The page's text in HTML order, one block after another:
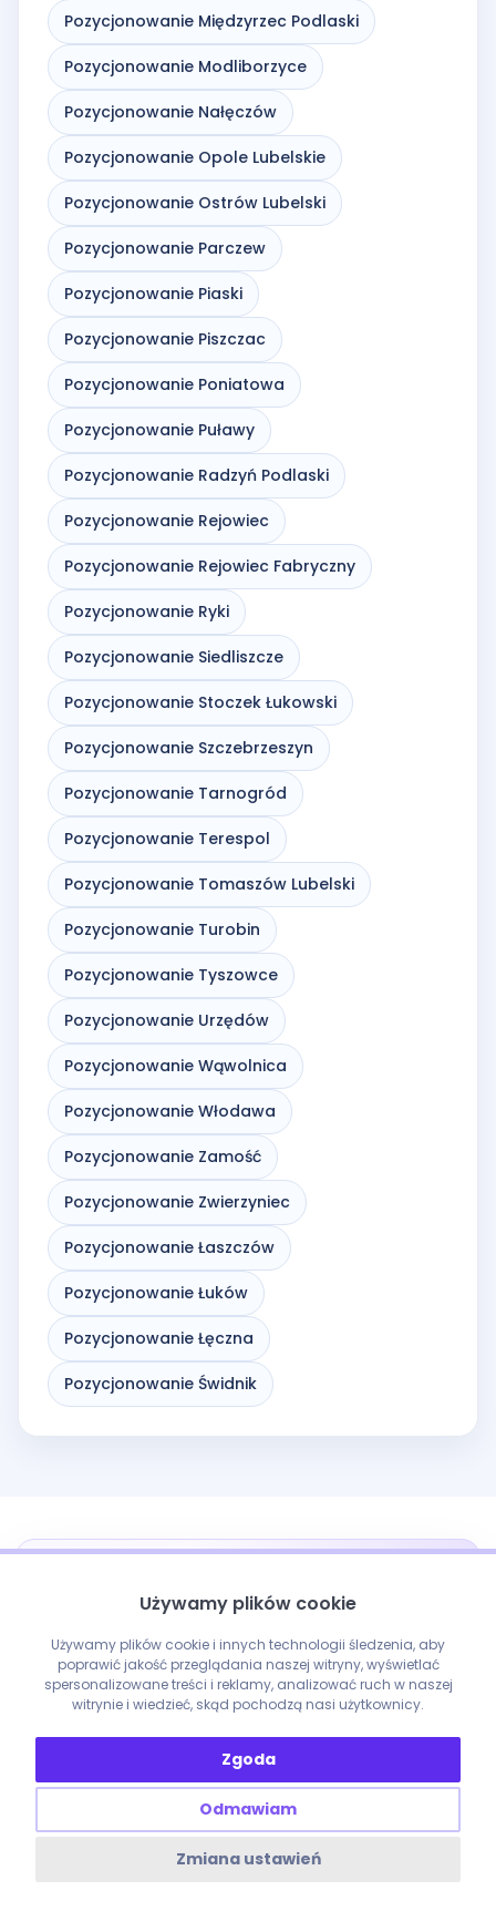
Używamy plików cookie
Używamy plików cookie i innych technologii śledzenia, aby
poprawić jakość przeglądania naszej witryny, wyświetlać
spersonalizowane treści i reklamy, analizować ruch w naszej
witrynie i wiedzieć, skąd pochodzą nasi użytkownicy.
Zgoda
Odmawiam
Zmiana ustawień
Pozycjonowanie Międzyrzec Podlaski
Pozycjonowanie Modliborzyce
Pozycjonowanie Nałęczów
Pozycjonowanie Opole Lubelskie
Pozycjonowanie Ostrów Lubelski
Pozycjonowanie Parczew
Pozycjonowanie Piaski
Pozycjonowanie Piszczac
Pozycjonowanie Poniatowa
Pozycjonowanie Puławy
Pozycjonowanie Radzyń Podlaski
Pozycjonowanie Rejowiec
Pozycjonowanie Rejowiec Fabryczny
Pozycjonowanie Ryki
Pozycjonowanie Siedliszcze
Pozycjonowanie Stoczek Łukowski
Pozycjonowanie Szczebrzeszyn
Pozycjonowanie Tarnogród
Pozycjonowanie Terespol
Pozycjonowanie Tomaszów Lubelski
Pozycjonowanie Turobin
Pozycjonowanie Tyszowce
Pozycjonowanie Urzędów
Pozycjonowanie Wąwolnica
Pozycjonowanie Włodawa
Pozycjonowanie Zamość
Pozycjonowanie Zwierzyniec
Pozycjonowanie Łaszczów
Pozycjonowanie Łuków
Pozycjonowanie Łęczna
Pozycjonowanie Świdnik
SEO i AI Search bez szumu
Nowe analizy, praktyczne wskazówki i najważniejsze
materiały enobo. Napiszemy tylko wtedy, gdy